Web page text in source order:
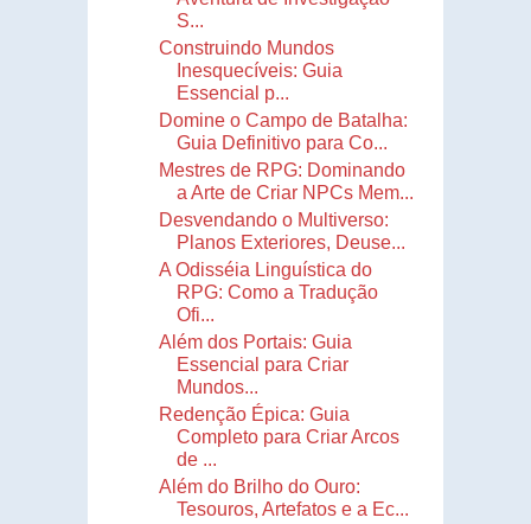
S...
Construindo Mundos
Inesquecíveis: Guia
Essencial p...
Domine o Campo de Batalha:
Guia Definitivo para Co...
Mestres de RPG: Dominando
a Arte de Criar NPCs Mem...
Desvendando o Multiverso:
Planos Exteriores, Deuse...
A Odisséia Linguística do
RPG: Como a Tradução
Ofi...
Além dos Portais: Guia
Essencial para Criar
Mundos...
Redenção Épica: Guia
Completo para Criar Arcos
de ...
Além do Brilho do Ouro:
Tesouros, Artefatos e a Ec...